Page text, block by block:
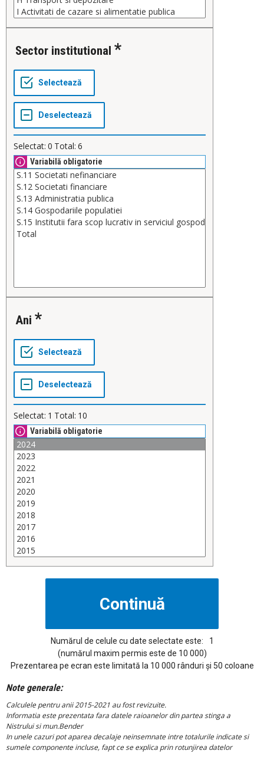
Sector institutional
Selectat: 0 Total: 6
Variabilă obligatorie
Ani
Selectat: 1 Total: 10
Variabilă obligatorie
Numărul de celule cu date selectate este:
1
(numărul maxim permis este de 10 000)
Prezentarea pe ecran este limitată la 10 000 rânduri și 50 coloane
Note generale:
Calculele pentru anii 2015-2021 au fost revizuite.
Informatia este prezentata fara datele raioanelor din partea stinga a
Nistrului si mun.Bender
In unele cazuri pot aparea decalaje neinsemnate intre totalurile indicate si
sumele componente incluse, fapt ce se explica prin rotunjirea datelor